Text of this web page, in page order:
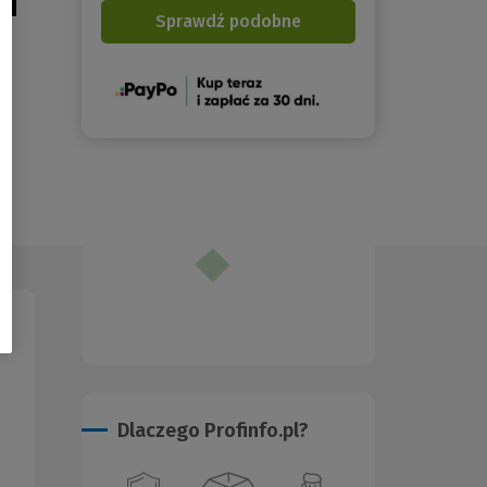
Sprawdź podobne
(Nowe
Dlaczego Profinfo.pl?